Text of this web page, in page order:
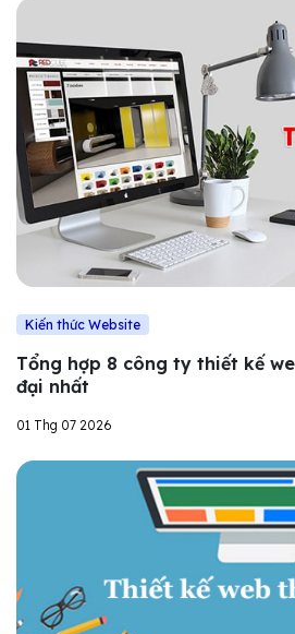
Kiến thức Website
Tổng hợp 8 công ty thiết kế
đại nhất
01 Thg 07 2026